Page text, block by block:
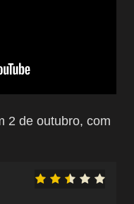
2 de outubro, com